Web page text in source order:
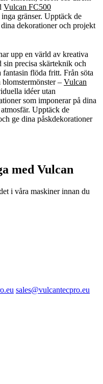
Vulcan FC500
gränser. Upptäck de
dekorationer och projekt
upp en värld av kreativa
precisa skärteknik och
flöda fritt. Från söta
– Vulcan
idéer utan
som imponerar på dina
Upptäck de
ge dina påskdekorationer
med Vulcan
i våra maskiner innan du
sales@vulcantecpro.eu